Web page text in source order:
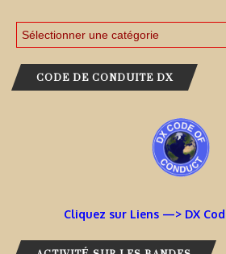
CODE DE CONDUITE DX
Cliquez sur Liens —> DX